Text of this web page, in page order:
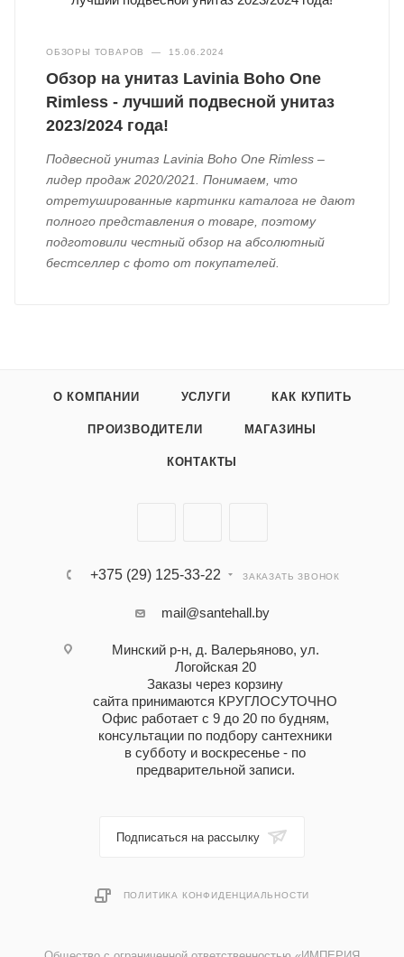
ОБЗОРЫ ТОВАРОВ — 15.06.2024
Обзор на унитаз Lavinia Boho One
Rimless - лучший подвесной унитаз
2023/2024 года!
Подвесной унитаз Lavinia Boho One Rimless –
лидер продаж 2020/2021. Понимаем, что
отретушированные картинки каталога не дают
полного представления о товаре, поэтому
подготовили честный обзор на абсолютный
бестселлер с фото от покупателей.
О КОМПАНИИ УСЛУГИ КАК КУПИТЬ
ПРОИЗВОДИТЕЛИ МАГАЗИНЫ
КОНТАКТЫ
+375 (29) 125-33-22 ЗАКАЗАТЬ ЗВОНОК
mail@santehall.by
Минский р-н, д. Валерьяново, ул.
Логойская 20
Заказы через корзину
сайта принимаются КРУГЛОСУТОЧНО
Офис работает с 9 до 20 по будням,
консультации по подбору сантехники
в субботу и воскресенье - по
предварительной записи.
Подписаться на рассылку
ПОЛИТИКА КОНФИДЕНЦИАЛЬНОСТИ